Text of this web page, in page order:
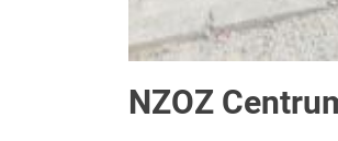
NZOZ